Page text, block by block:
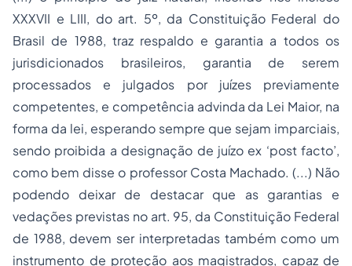
XXXVII e LIII, do art. 5º, da Constituição Federal do
Brasil de 1988, traz respaldo e garantia a todos os
jurisdicionados brasileiros, garantia de serem
processados e julgados por juízes previamente
competentes, e competência advinda da Lei Maior, na
forma da lei, esperando sempre que sejam imparciais,
sendo proibida a designação de juízo ex ‘post facto’,
como bem disse o professor Costa Machado. (...) Não
podendo deixar de destacar que as garantias e
vedações previstas no art. 95, da Constituição Federal
de 1988, devem ser interpretadas também como um
instrumento de proteção aos magistrados, capaz de